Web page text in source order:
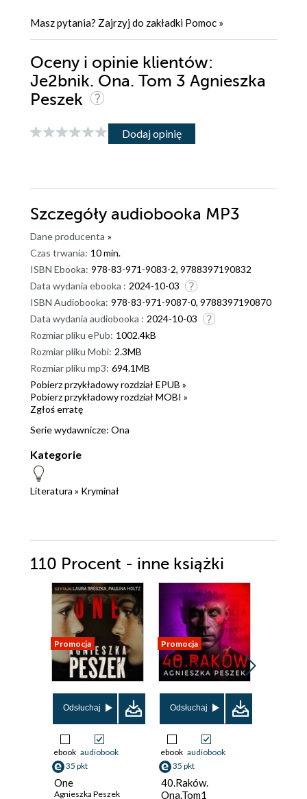
Masz pytania? Zajrzyj do zakładki Pomoc »
Oceny i opinie klientów:
Je2bnik. Ona. Tom 3 Agnieszka
Peszek
Dodaj opinię
Szczegóły audiobooka MP3
Dane producenta »
Czas trwania: 10 min.
ISBN Ebooka: 978-83-971-9083-2, 9788397190832
Data wydania ebooka : 2024-10-03
ISBN Audiobooka: 978-83-971-9087-0, 9788397190870
Data wydania audiobooka : 2024-10-03
Rozmiar pliku ePub: 1002.4kB
Rozmiar pliku Mobi: 2.3MB
Rozmiar pliku mp3: 694.1MB
Pobierz przykładowy rozdział EPUB »
Pobierz przykładowy rozdział MOBI »
Zgłoś erratę
Serie wydawnicze: Ona
Kategorie
Literatura » Kryminał
110 Procent - inne książki
Promocja
Odsłuchaj
ebook audiobook
35 pkt
One
Agnieszka Peszek
Promocja
Odsłuchaj
ebook audiobook
35 pkt
40.Raków.
Ona.Tom1